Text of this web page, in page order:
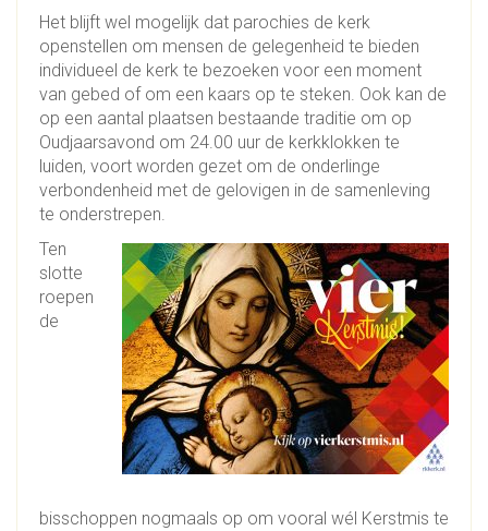
Het blijft wel mogelijk dat parochies de kerk
openstellen om mensen de gelegenheid te bieden
individueel de kerk te bezoeken voor een moment
van gebed of om een kaars op te steken. Ook kan de
op een aantal plaatsen bestaande traditie om op
Oudjaarsavond om 24.00 uur de kerkklokken te
luiden, voort worden gezet om de onderlinge
verbondenheid met de gelovigen in de samenleving
te onderstrepen.
Ten
slotte
roepen
de
bisschoppen nogmaals op om vooral wél Kerstmis te